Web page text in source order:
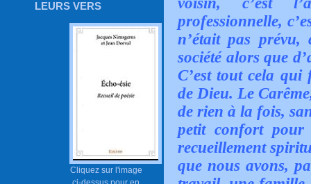
LEURS VERS
Cliquez sur l'image
professionnelle,
n’était pas prévu,
société alors que
C’est tout cela
de Dieu. Le
de rien à la fois,
petit confort pour
recueillement
que nous avons,